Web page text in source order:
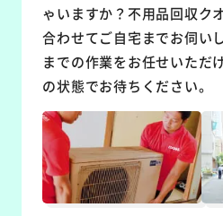
ゃいますか？不用品回収ク
合わせてご自宅までお伺い
までの作業をお任せいただ
の状態でお待ちください。